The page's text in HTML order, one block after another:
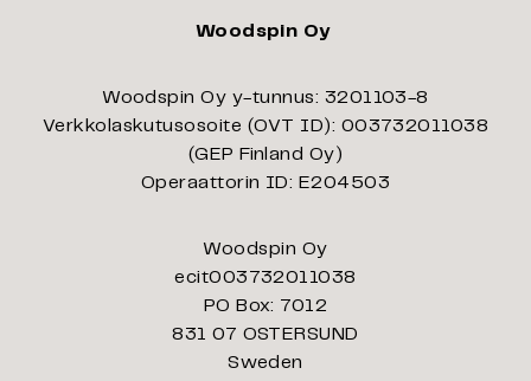
Woodspin Oy
Woodspin Oy y-tunnus: 3201103-8
Verkkolaskutusosoite (OVT ID): 003732011038
(GEP Finland Oy)
Operaattorin ID: E204503
Woodspin Oy
ecit003732011038
PO Box: 7012
831 07 OSTERSUND
Sweden